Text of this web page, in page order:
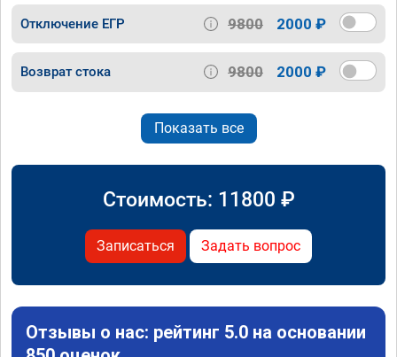
Отключение ЕГР 9800 2000 ₽
Возврат стока 9800 2000 ₽
Показать все
Стоимость: 11800 ₽
Записаться Задать вопрос
Отзывы о нас: рейтинг 5.0 на основании